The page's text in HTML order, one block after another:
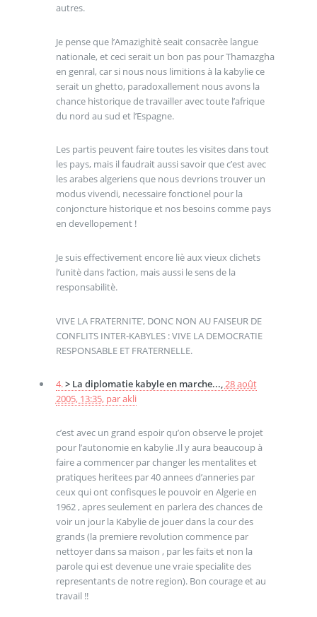
autres.
Je pense que l’Amazighitè seait consacrèe langue
nationale, et ceci serait un bon pas pour Thamazgha
en genral, car si nous nous limitions à la kabylie ce
serait un ghetto, paradoxallement nous avons la
chance historique de travailler avec toute l’afrique
du nord au sud et l’Espagne.
Les partis peuvent faire toutes les visites dans tout
les pays, mais il faudrait aussi savoir que c’est avec
les arabes algeriens que nous devrions trouver un
modus vivendi, necessaire fonctionel pour la
conjoncture historique et nos besoins comme pays
en devellopement !
Je suis effectivement encore liè aux vieux clichets
l’unitè dans l’action, mais aussi le sens de la
responsabilitè.
VIVE LA FRATERNITE’, DONC NON AU FAISEUR DE
CONFLITS INTER-KABYLES : VIVE LA DEMOCRATIE
RESPONSABLE ET FRATERNELLE.
4.> La diplomatie kabyle en marche...,28 août
2005, 13:35, parakli
c’est avec un grand espoir qu’on observe le projet
pour l’autonomie en kabylie .Il y aura beaucoup à
faire a commencer par changer les mentalites et
pratiques heritees par 40 annees d’anneries par
ceux qui ont confisques le pouvoir en Algerie en
1962 , apres seulement en parlera des chances de
voir un jour la Kabylie de jouer dans la cour des
grands (la premiere revolution commence par
nettoyer dans sa maison , par les faits et non la
parole qui est devenue une vraie specialite des
representants de notre region). Bon courage et au
travail !!